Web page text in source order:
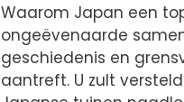
Waarom Japan een
ongeëvenaarde
geschiedenis en
aantreft. U zult